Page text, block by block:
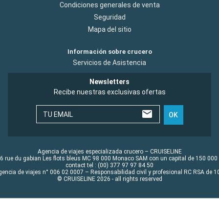
Condiciones generales de venta
Seguridad
Mapa del sitio
Información sobre crucero
Servicios de Asistencia
Newsletters
Recibe nuestras exclusivas ofertas
TU EMAIL OK
Agencia de viajes especializada crucero – CRUISELINE
rue du gabian Les flots bleus MC 98 000 Monaco SAM con un capital de 150 000
contact tel : (00) 377 97 97 84 50
de viajes n° 006 02 0007 – Responsabilidad civil y profesional RC RSA de
© CRUISELINE 2026 - all rights reserved